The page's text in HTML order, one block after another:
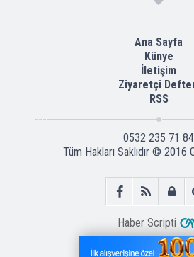
Ana Sayfa
Künye
İletişim
Ziyaretçi
RSS
0532 235 71 84
Tüm Hakları Saklıdır © 2016
Haber Scripti